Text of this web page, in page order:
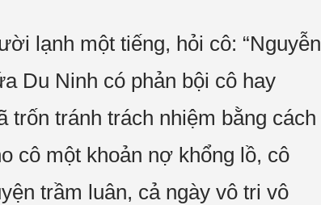
lạnh một tiếng, hỏi cô: “Nguyễn
Du Ninh có phản bội cô hay
trốn tránh trách nhiệm bằng cách
cô một khoản nợ khổng lồ, cô
trầm luân, cả ngày vô tri vô